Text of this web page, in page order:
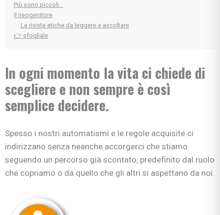
Più sono piccoli...
Il neogenitore
Le riviste etiche da leggere e ascoltare
👉 sfogliale
In ogni momento la vita ci chiede di
scegliere e non sempre è così
semplice decidere.
Spesso i nostri automatismi e le regole acquisite ci
indirizzano senza neanche accorgerci che stiamo
seguendo un percorso già scontato, predefinito dal ruolo
che copriamo o da quello che gli altri si aspettano da noi.